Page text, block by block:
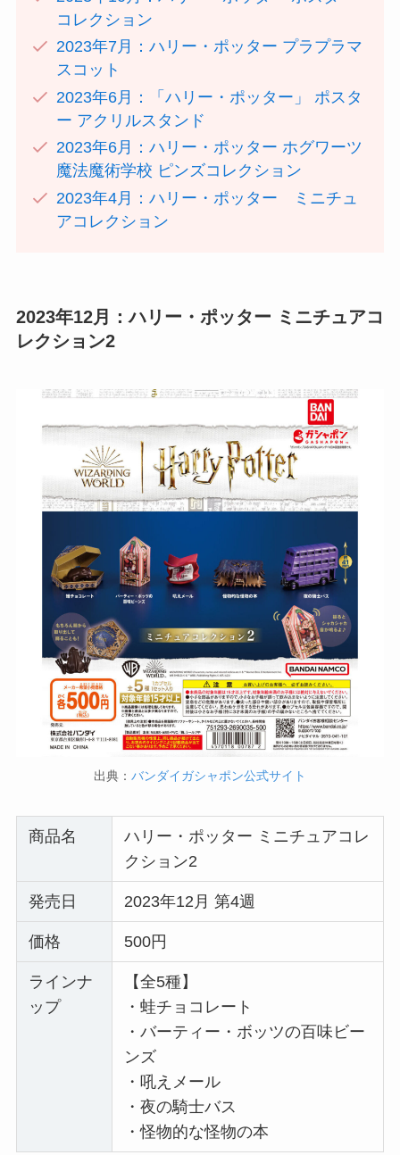
コレクション
2023年7月：ハリー・ポッター プラプラマ
スコット
2023年6月：「ハリー・ポッター」 ポスタ
ー アクリルスタンド
2023年6月：ハリー・ポッター ホグワーツ
魔法魔術学校 ピンズコレクション
2023年4月：ハリー・ポッター ミニチュ
アコレクション
2023年12月：ハリー・ポッター ミニチュアコ
レクション2
出典： バンダイガシャポン公式サイト
商品名
ハリー・ポッター ミニチュアコレ
クション2
発売日 2023年12月 第4週
価格 500円
ラインナ
ップ
【全5種】
・蛙チョコレート
・バーティー・ボッツの百味ビー
ンズ
・吼えメール
・夜の騎士バス
・怪物的な怪物の本